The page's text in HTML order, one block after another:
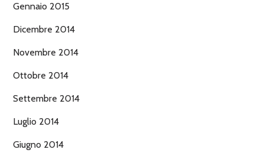
Gennaio 2015
Dicembre 2014
Novembre 2014
Ottobre 2014
Settembre 2014
Luglio 2014
Giugno 2014